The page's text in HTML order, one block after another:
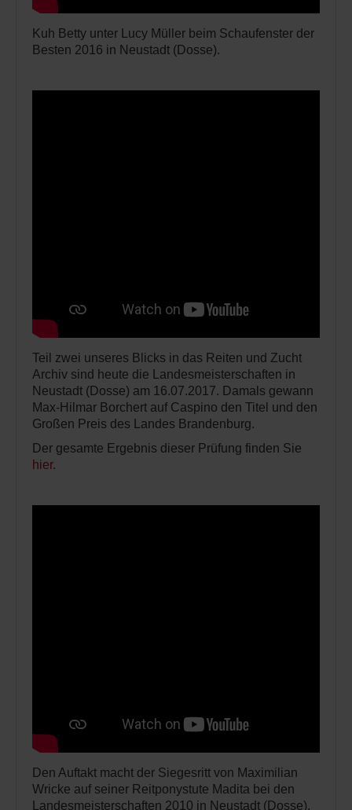
Kuh Betty unter Lucy Müller beim Schaufenster der
Besten 2016 in Neustadt (Dosse).
Teil zwei unseres Blicks in das Reiten und Zucht
Archiv sind heute die Landesmeisterschaften in
Neustadt (Dosse) am 16.07.2017. Damals gewann
Max-Hilmar Borchert auf Caspino den Titel und den
Großen Preis des Landes Brandenburg.
Der gesamte Ergebnis dieser Prüfung finden Sie
hier.
Den Auftakt macht der Siegesritt von Maximilian
Wricke auf seiner Reitponystute Madita bei den
Landesmeisterschaften 2010 in Neustadt (Dosse).